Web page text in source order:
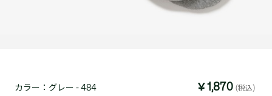
カラー： グレー - 484 ￥1,870 (税込)